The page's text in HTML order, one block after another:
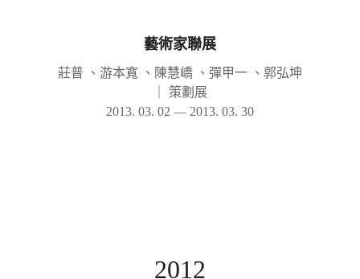
藝術家聯展
莊普 、游本寬 、陳慧嶠 、彈甲一 、郭弘坤
策劃展
2013. 03. 02 — 2013. 03. 30
2012